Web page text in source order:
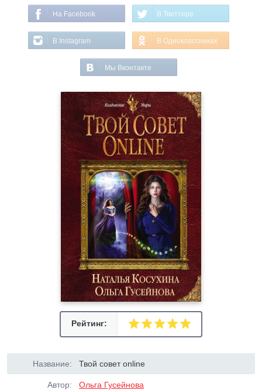
На Facebook В Твиттере
В Instagram В Одноклассниках
Мы Вконтакте
Рейтинг:
Название: Твой совет online
Автор: Ольга Гусейнова